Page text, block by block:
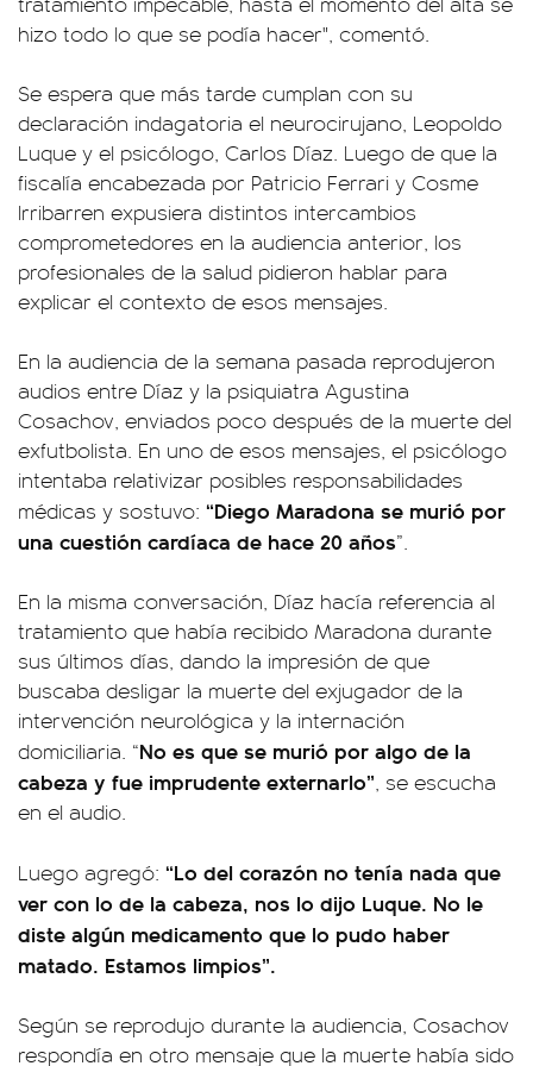
hizo todo lo que se podía hacer", comentó.
Se espera que más tarde cumplan con su
declaración indagatoria el neurocirujano, Leopoldo
Luque y el psicólogo, Carlos Díaz. Luego de que la
fiscalía encabezada por Patricio Ferrari y Cosme
Irribarren expusiera distintos intercambios
comprometedores en la audiencia anterior, los
profesionales de la salud pidieron hablar para
explicar el contexto de esos mensajes.
En la audiencia de la semana pasada reprodujeron
audios entre Díaz y la psiquiatra Agustina
Cosachov, enviados poco después de la muerte del
exfutbolista. En uno de esos mensajes, el psicólogo
intentaba relativizar posibles responsabilidades
médicas y sostuvo: “Diego Maradona se murió por
una cuestión cardíaca de hace 20 años”.
En la misma conversación, Díaz hacía referencia al
tratamiento que había recibido Maradona durante
sus últimos días, dando la impresión de que
buscaba desligar la muerte del exjugador de la
intervención neurológica y la internación
domiciliaria. “No es que se murió por algo de la
cabeza y fue imprudente externarlo”, se escucha
en el audio.
Luego agregó: “Lo del corazón no tenía nada que
ver con lo de la cabeza, nos lo dijo Luque. No le
diste algún medicamento que lo pudo haber
matado. Estamos limpios”.
Según se reprodujo durante la audiencia, Cosachov
respondía en otro mensaje que la muerte había sido